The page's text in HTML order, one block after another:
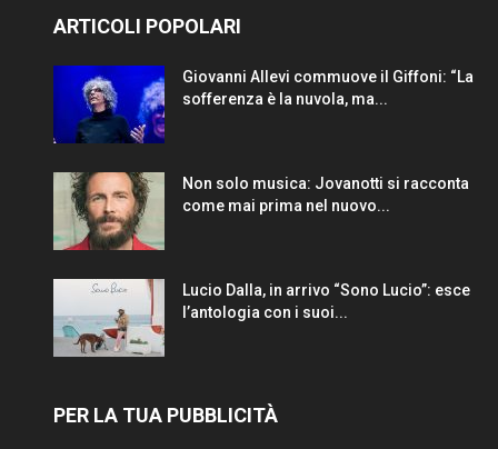
ARTICOLI POPOLARI
Giovanni Allevi commuove il Giffoni: “La
sofferenza è la nuvola, ma...
Non solo musica: Jovanotti si racconta
come mai prima nel nuovo...
Lucio Dalla, in arrivo “Sono Lucio”: esce
l’antologia con i suoi...
PER LA TUA PUBBLICITÀ